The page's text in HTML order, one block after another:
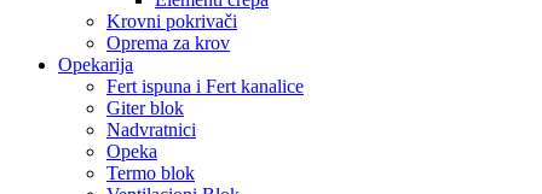
Krovni pokrivači
Oprema za krov
Opekarija
Fert ispuna i Fert kanalice
Giter blok
Nadvratnici
Opeka
Termo blok